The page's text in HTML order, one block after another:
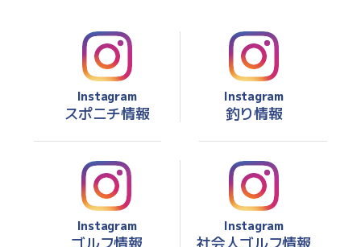
Instagram
スポニチ情報
Instagram
釣り情報
Instagram Instagram